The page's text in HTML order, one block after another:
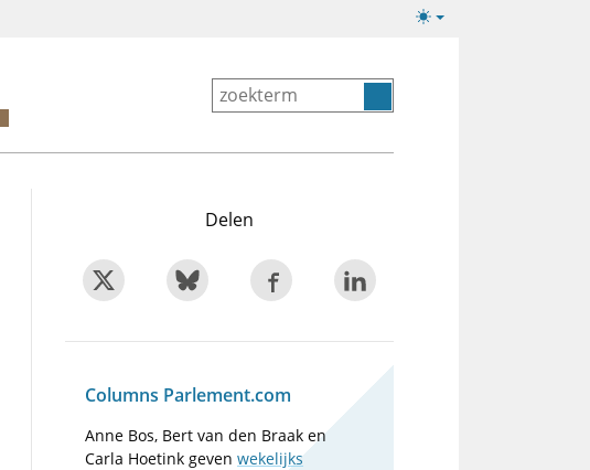
Lichte/donkere
Delen
Columns Parlement.com
Anne Bos, Bert van den Braak en
Carla Hoetink gevenwekelijks